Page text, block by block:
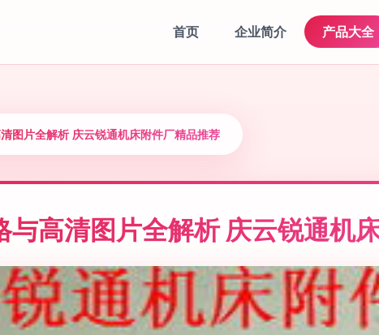
首页 企业简介 产品大全
图片全解析 庆云锐通机床附件厂精品推荐
高清图片全解析 庆云锐通机